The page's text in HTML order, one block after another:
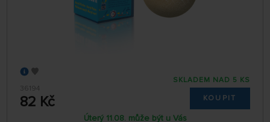
36194
82 Kč
SKLADEM NAD 5 KS
KOUPIT
Úterý 11.08. může být u Vás